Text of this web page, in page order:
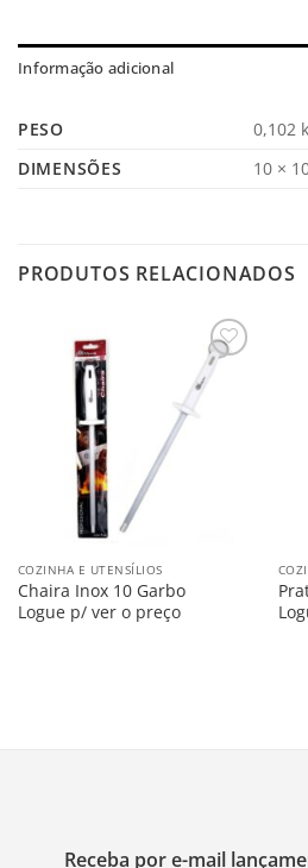
Informação adicional
PESO
0,102
DIMENSÕES
10 ×
PRODUTOS RELACIONADOS
Salvar
COZINHA E UTENSÍLIOS
Chaira Inox 10 Garbo
Logue p/ ver o preço
Receba por e-mail